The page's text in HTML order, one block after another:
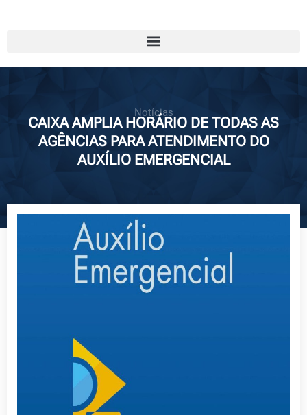
Notícias
CAIXA AMPLIA HORÁRIO DE TODAS AS
AGÊNCIAS PARA ATENDIMENTO DO
AUXÍLIO EMERGENCIAL